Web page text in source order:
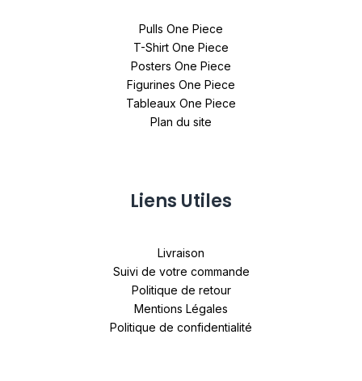
Pulls One Piece
T-Shirt One Piece
Posters One Piece
Figurines One Piece
Tableaux One Piece
Plan du site
Liens Utiles
Livraison
Suivi de votre commande
Politique de retour
Mentions Légales
Politique de confidentialité